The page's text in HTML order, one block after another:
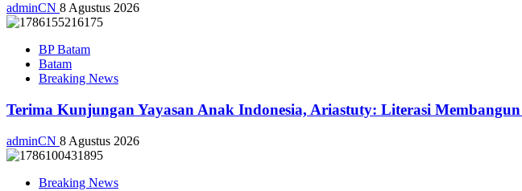
adminCN 8 Agustus 2026
BP Batam
Batam
Breaking News
Terima Kunjungan Yayasan Anak Indonesia, Ariastuty: Literasi
adminCN 8 Agustus 2026
Breaking News